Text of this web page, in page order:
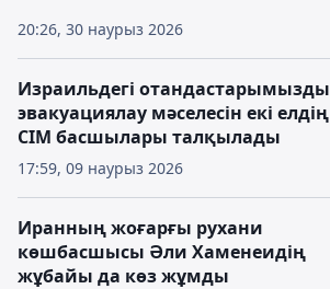
20:26, 30 наурыз 2026
17:59, 09 наурыз 2026
Израильдегі отандастарымызды
эвакуациялау мәселесін екі елдің
СІМ басшылары талқылады
Иранның жоғарғы рухани
көшбасшысы Әли Хаменеидің
жұбайы да көз жұмды